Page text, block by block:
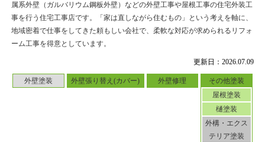
更新日：2026.07.09
外壁塗装 外壁張り替え(カバー) 外壁修理
その他塗装
屋根塗装
樋塗装
外構・エクス
テリア塗装
属系外壁（ガルバリウム鋼板外壁）などの外壁工事や屋根工事の住宅外装工
事を行う住宅工事店です。「家は直しながら住むもの」という考えを軸に、
地域密着で仕事をしてきた頼もしい会社で、柔軟な対応が求められるリフォ
ーム工事を得意としています。